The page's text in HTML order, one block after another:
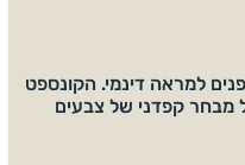
למראה דינמי. הקונספט
מבחר קפדני של צבעים